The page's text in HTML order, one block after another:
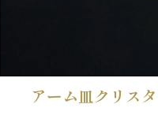
アーム皿クリスタ